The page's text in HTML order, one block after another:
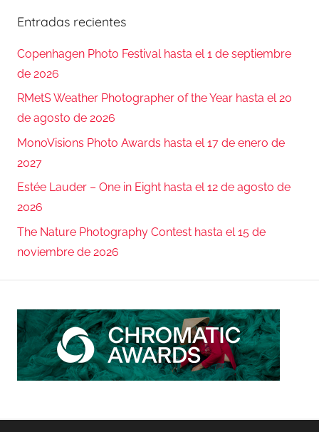
Entradas recientes
Copenhagen Photo Festival hasta el 1 de septiembre
de 2026
RMetS Weather Photographer of the Year hasta el 20
de agosto de 2026
MonoVisions Photo Awards hasta el 17 de enero de
2027
Estée Lauder – One in Eight hasta el 12 de agosto de
2026
The Nature Photography Contest hasta el 15 de
noviembre de 2026